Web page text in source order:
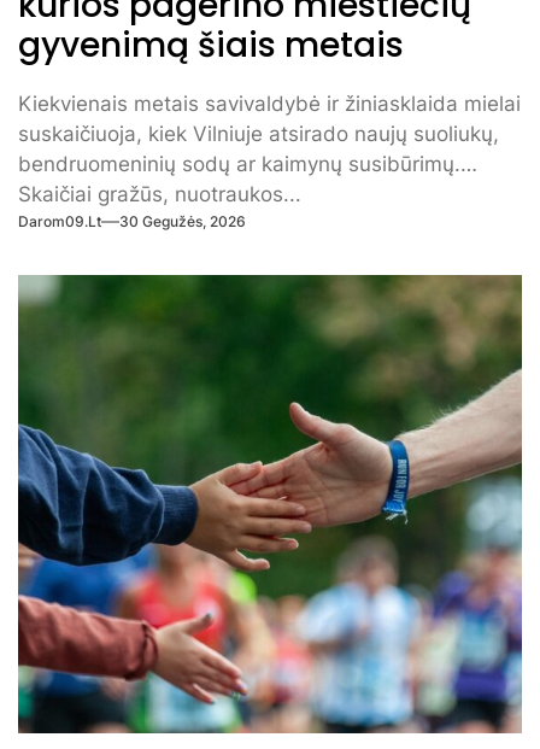
gyvenimą šiais metais
Kiekvienais metais savivaldybė ir žiniasklaida mielai
suskaičiuoja, kiek Vilniuje atsirado naujų suoliukų,
bendruomeninių sodų ar kaimynų susibūrimų.
Skaičiai gražūs, nuotraukos...
Darom09.lt 30 Gegužės, 2026